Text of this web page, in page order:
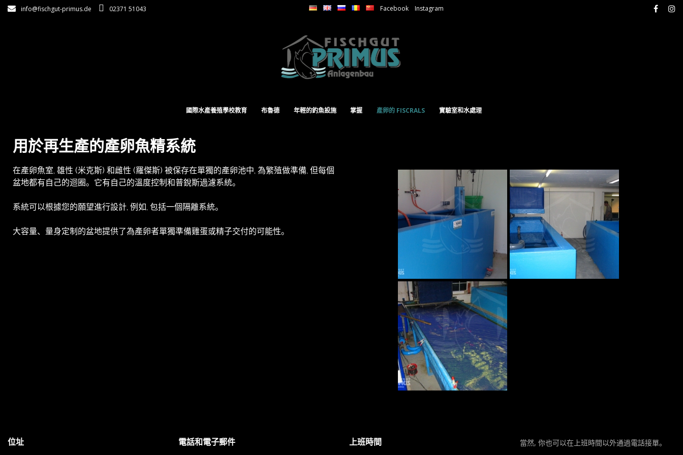
info@fischgut-primus.de 02371 51043 Facebook Instagram
國際水產養殖學校教育 布魯德 年輕的釣魚設施 掌握 產卵的 FISCRALS 實驗室和水處理
用於再生產的產卵魚精系統
在產卵魚室, 雄性 (米克斯) 和雌性 (羅傑斯) 被保存在單獨的產卵池中, 為繁殖做準備, 但每個
盆地都有自己的迴圈。它有自己的溫度控制和普銳斯過濾系統。
系統可以根據您的願望進行設計, 例如, 包括一個隔離系統。
大容量、量身定制的盆地提供了為產卵者單獨準備雞蛋或精子交付的可能性。
位址 電話和電子郵件 上班時間 當然, 你也可以在上班時間以外通過電話接單。